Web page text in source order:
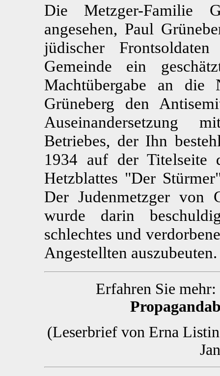
Die Metzger-Familie
angesehen, Paul
jüdischer
Gemeinde ein
Machtübergabe an die
Grüneberg den
Auseinandersetzung
Betriebes, der Ihn
1934 auf der Titelseite
Hetzblattes "Der
Der Judenmetzger von
wurde darin
schlechtes und
Angestellten auszubeuten.
Erfahren Sie
(Leserbrief von Erna